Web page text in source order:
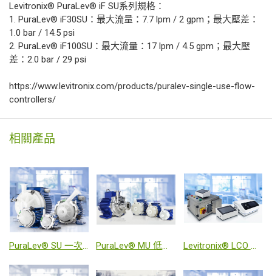
Levitronix® PuraLev® iF SU系列規格：
1. PuraLev® iF30SU：最大流量：7.7 lpm / 2 gpm；最大壓差：
1.0 bar / 14.5 psi
2. PuraLev® iF100SU：最大流量：17 lpm / 4.5 gpm；最大壓
差：2.0 bar / 29 psi
https://www.levitronix.com/products/puralev-single-use-flow-
controllers/
相關產品
PuraLev® SU 一次性低剪切力泵系统 PuraLev® MU 低剪切力泵系统 Levitronix® LCO 控制台系列